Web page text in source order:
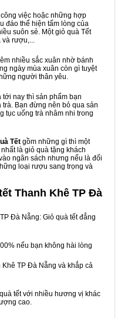
việc hoặc những hợp
đáo thể hiện tấm lòng của
suôn sẻ. Một giỏ quà Tết
và rượu,...
nhiều sắc xuân nhờ bánh
ngày mùa xuân còn gì tuyệt
người thân yêu.
tới nay thì sản phẩm bạn
Bạn đừng nên bỏ qua sản
tục uống trà nhâm nhi trong
Tết gồm những gì thì một
là giỏ quà tặng khách
ngân sách nhưng nếu là đối
loại rượu sang trọng và
Thanh Khê TP Đà
Đà Nẵng: Giỏ quà tết đẳng
nếu bạn không hài lòng
TP Đà Nẵng và khắp cả
tết với nhiều hương vị khác
cao.